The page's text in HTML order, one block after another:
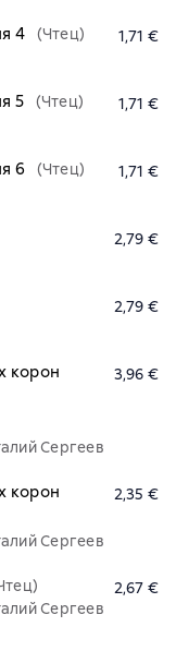
4
(Чтец)
1,71 €
5
(Чтец)
1,71 €
6
(Чтец)
1,71 €
2,79 €
2,79 €
корон
Сергеев
3,96 €
корон
Сергеев
2,35 €
Сергеев
2,67 €